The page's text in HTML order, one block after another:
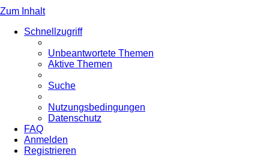
Zum Inhalt
Schnellzugriff
Unbeantwortete Themen
Aktive Themen
Suche
Nutzungsbedingungen
Datenschutz
FAQ
Anmelden
Registrieren